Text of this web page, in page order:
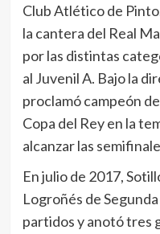
Club Atlético de
la cantera del Real
por las distintas
al Juvenil A. Bajo la
proclamó campeón
Copa del Rey en la
alcanzar las
En julio de 2017,
Logroñés de
partidos y anotó tres